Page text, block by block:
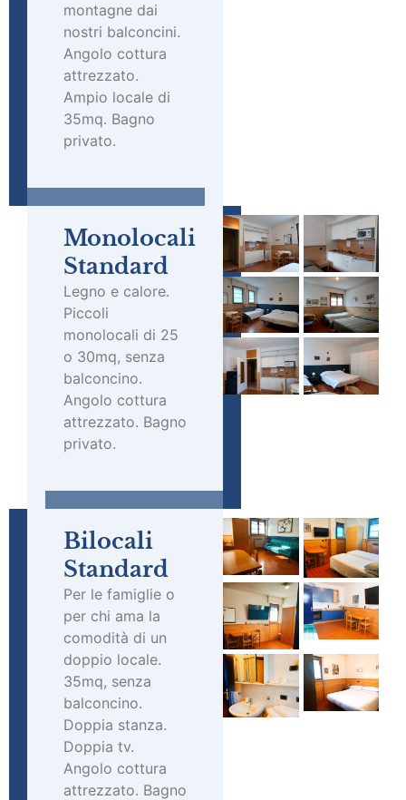
montagne dai
nostri balconcini.
Angolo cottura
attrezzato.
Ampio locale di
35mq. Bagno
privato.
Monolocali
Standard
Legno e calore.
Piccoli
monolocali di 25
o 30mq, senza
balconcino.
Angolo cottura
attrezzato. Bagno
privato.
Bilocali
Standard
Per le famiglie o
per chi ama la
comodità di un
doppio locale.
35mq, senza
balconcino.
Doppia stanza.
Doppia tv.
Angolo cottura
attrezzato. Bagno